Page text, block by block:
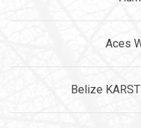
Aces
Belize